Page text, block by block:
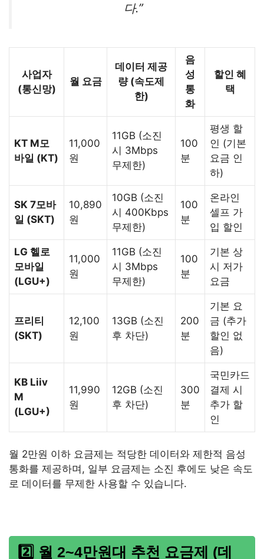
다.”
사업자
(통신망)
월 요금
데이터 제공
량 (속도제
한)
음
성
통
화
할인 혜
택
KT M모
바일 (KT)
11,000
원
11GB (소진
시 3Mbps
무제한)
100
분
평생 할
인 (기본
요금 인
하)
SK 7모바
일 (SKT)
10,890
원
10GB (소진
시 400Kbps
무제한)
100
분
온라인
셀프 가
입 할인
LG 헬로
모바일
(LGU+)
11,000
원
11GB (소진
시 3Mbps
무제한)
100
분
기본 상
시 저가
요금
프리티
(SKT)
12,100
원
13GB (소진
후 차단)
200
분
기본 요
금 (추가
할인 없
음)
KB Liiv
M
(LGU+)
11,990
원
12GB (소진
후 차단)
300
분
국민카드
결제 시
추가 할
인
월 2만원 이하 요금제는 적당한 데이터와 제한적 음성
통화를 제공하며, 일부 요금제는 소진 후에도 낮은 속도
로 데이터를 무제한 사용할 수 있습니다.
2️⃣ 월 2~4만원대 추천 요금제 (데